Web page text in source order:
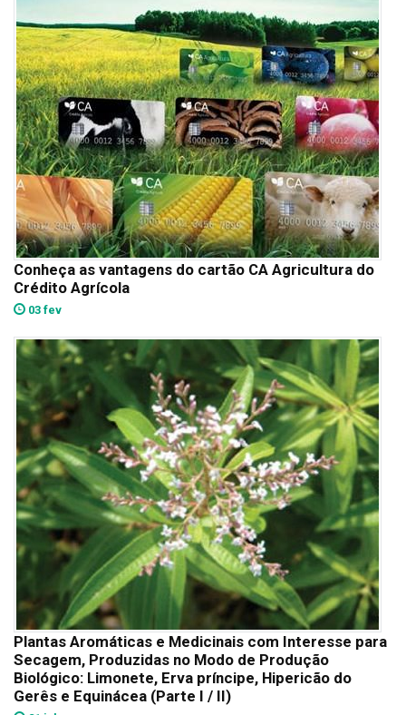
Conheça as vantagens do cartão CA Agricultura do
Crédito Agrícola
03 fev
Plantas Aromáticas e Medicinais com Interesse para
Secagem, Produzidas no Modo de Produção
Biológico: Limonete, Erva príncipe, Hipericão do
Gerês e Equinácea (Parte I / II)